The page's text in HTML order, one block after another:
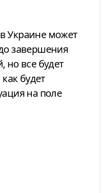
Украине может
завершения
но все будет
будет
на поле